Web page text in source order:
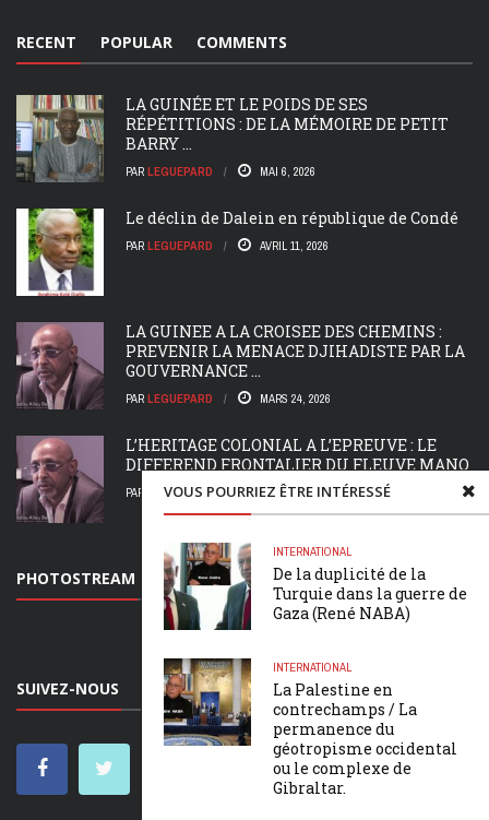
VOUS POURRIEZ ÊTRE INTÉRESSÉ
INTERNATIONAL
De la duplicité de la
Turquie dans la guerre de
Gaza (René NABA)
INTERNATIONAL
La Palestine en
contrechamps / La
permanence du
géotropisme occidental
ou le complexe de
Gibraltar.
RECENT POPULAR COMMENTS
LA GUINÉE ET LE POIDS DE SES
RÉPÉTITIONS : DE LA MÉMOIRE DE PETIT
BARRY ...
PAR LEGUEPARD MAI 6, 2026
Le déclin de Dalein en république de Condé
PAR LEGUEPARD AVRIL 11, 2026
LA GUINEE A LA CROISEE DES CHEMINS :
PREVENIR LA MENACE DJIHADISTE PAR LA
GOUVERNANCE ...
PAR LEGUEPARD MARS 24, 2026
L’HERITAGE COLONIAL A L’EPREUVE : LE
DIFFEREND FRONTALIER DU FLEUVE MANO
PAR LEGUEPARD MARS 19, 2026
PHOTOSTREAM
SUIVEZ-NOUS